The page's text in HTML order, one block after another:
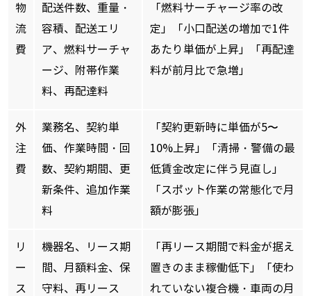
物
流
費
配送件数、重量・
容積、配送エリ
ア、燃料サーチャ
ージ、附帯作業
料、再配達料
「燃料サーチャージ率の改
定」「小口配送の増加で1件
あたり単価が上昇」「再配達
料が前月比で急増」
外
注
費
業務名、契約単
価、作業時間・回
数、契約期間、更
新条件、追加作業
料
「契約更新時に単価が5〜
10%上昇」「清掃・警備の最
低賃金改定に伴う見直し」
「スポット作業の常態化で月
額が膨張」
リ
ー
ス
機器名、リース期
間、月額料金、保
守料、再リース
「再リース期間で料金が据え
置きのまま稼働低下」「使わ
れていない複合機・車両の月